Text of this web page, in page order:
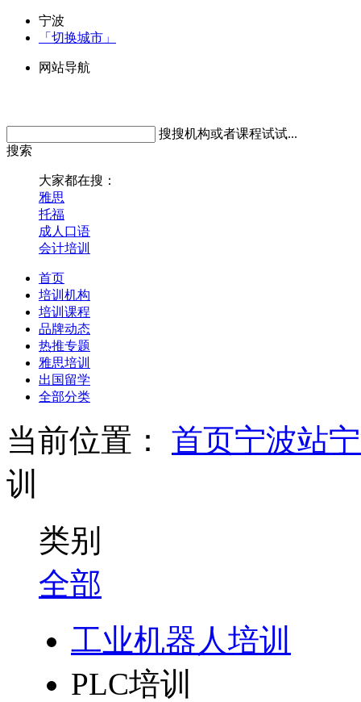
宁波
「切换城市」
网站导航
搜搜机构或者课程试试...
搜索
大家都在搜：
雅思
托福
成人口语
会计培训
首页
培训机构
培训课程
品牌动态
热推专题
雅思培训
出国留学
全部分类
当前位置： 首页宁波站
训
类别
全部
工业机器人培训
PLC培训